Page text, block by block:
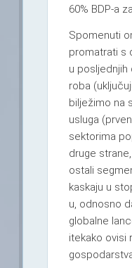
60% BDP-a
Spomenuti
promatrati s
u posljednjih
roba
bilježimo na
usluga
sektorima
druge
ostali
kaskaju u
u, odnosno
globalne
itekako ovisi